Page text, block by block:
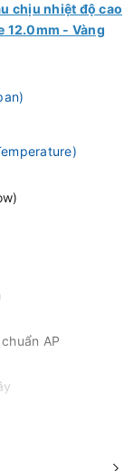
chịu nhiệt độ cao
12.0mm - Vàng
AP
chống tia UV,